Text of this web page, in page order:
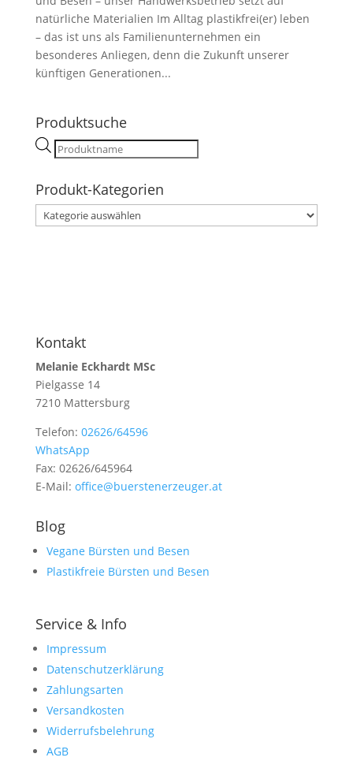
natürliche Materialien Im Alltag plastikfrei(er) leben
– das ist uns als Familienunternehmen ein
besonderes Anliegen, denn die Zukunft unserer
künftigen Generationen...
Produktsuche
Products
search
Produkt-Kategorien
Kontakt
Melanie Eckhardt MSc
Pielgasse 14
7210 Mattersburg
Telefon: 02626/64596
WhatsApp
Fax: 02626/645964
E-Mail: office@buerstenerzeuger.at
Blog
Vegane Bürsten und Besen
Plastikfreie Bürsten und Besen
Service & Info
Impressum
Datenschutzerklärung
Zahlungsarten
Versandkosten
Widerrufsbelehrung
AGB